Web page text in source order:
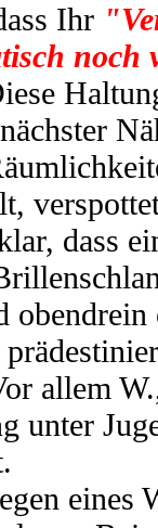
Ihr
noch
dass
allem
unter
eines